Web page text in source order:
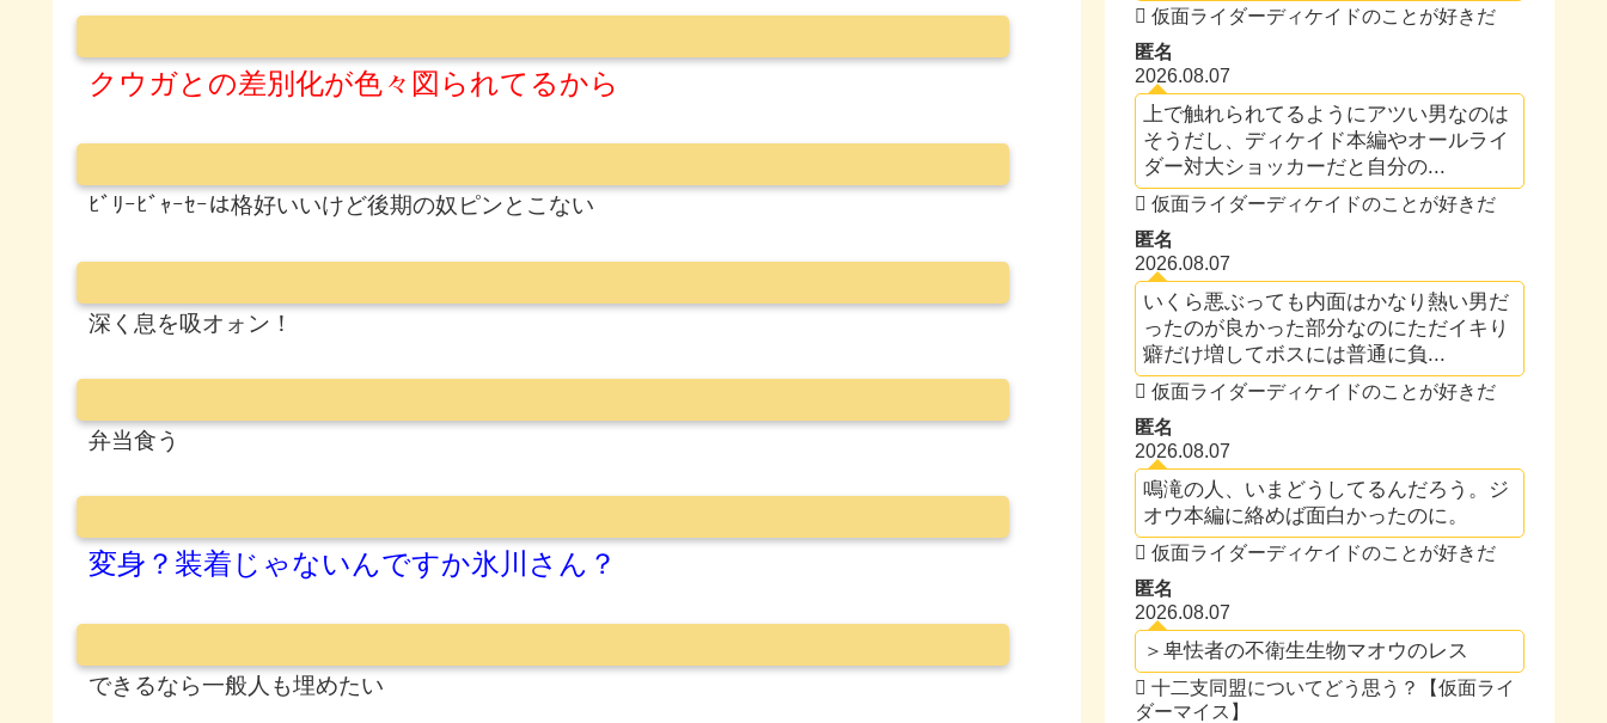
クウガとの差別化が色々図られてるから
ﾋﾞﾘｰﾋﾞｬｰｾｰは格好いいけど後期の奴ピンとこない
深く息を吸オォン！
弁当食う
変身？装着じゃないんですか氷川さん？
できるなら一般人も埋めたい
仮面ライダーディケイドのことが好きだ
匿名
2026.08.07
上で触れられてるようにアツい男なのは
そうだし、ディケイド本編やオールライ
ダー対大ショッカーだと自分の...
仮面ライダーディケイドのことが好きだ
匿名
2026.08.07
いくら悪ぶっても内面はかなり熱い男だ
ったのが良かった部分なのにただイキり
癖だけ増してボスには普通に負...
仮面ライダーディケイドのことが好きだ
匿名
2026.08.07
鳴滝の人、いまどうしてるんだろう。ジ
オウ本編に絡めば面白かったのに。
仮面ライダーディケイドのことが好きだ
匿名
2026.08.07
＞卑怯者の不衛生生物マオウのレス
十二支同盟についてどう思う？【仮面ライ
ダーマイス】